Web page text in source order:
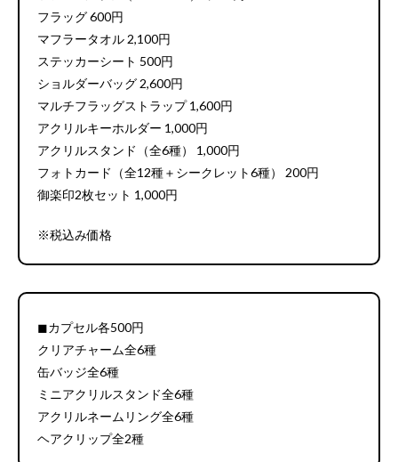
フラッグ 600円
マフラータオル 2,100円
ステッカーシート 500円
ショルダーバッグ 2,600円
マルチフラッグストラップ 1,600円
アクリルキーホルダー 1,000円
アクリルスタンド（全6種） 1,000円
フォトカード（全12種＋シークレット6種） 200円
御楽印2枚セット 1,000円
※税込み価格
◼︎カプセル各500円
クリアチャーム全6種
缶バッジ全6種
ミニアクリルスタンド全6種
アクリルネームリング全6種
ヘアクリップ全2種